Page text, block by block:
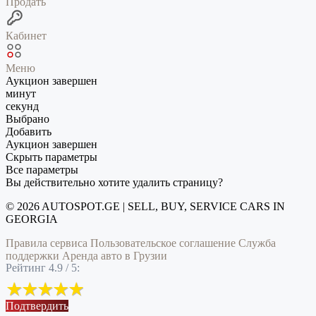
Кабинет
Меню
Аукцион завершен
минут
секунд
Выбрано
Добавить
Аукцион завершен
Скрыть параметры
Все параметры
Вы действительно хотите удалить страницу?
© 2026 AUTOSPOT.GE | SELL, BUY, SERVICE CARS IN
GEORGIA
Правила сервиса Пользовательское соглашение Служба
поддержки Аренда авто в Грузии
Рейтинг 4.9 / 5:
Подтвердить